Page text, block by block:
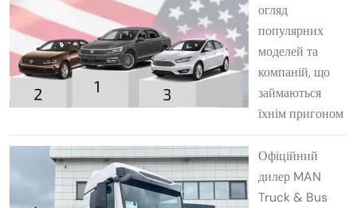
огляд
популярних
моделей та
компаній, що
займаються
їхнім пригоном
Офіційний
дилер MAN
Truck & Bus